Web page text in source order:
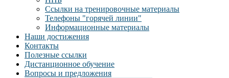
Ссылки на тренировочные материалы
Телефоны "горячей линии"
Информационные материалы
Наши достижения
Контакты
Полезные ссылки
Дистанционное обучение
Вопросы и предложения